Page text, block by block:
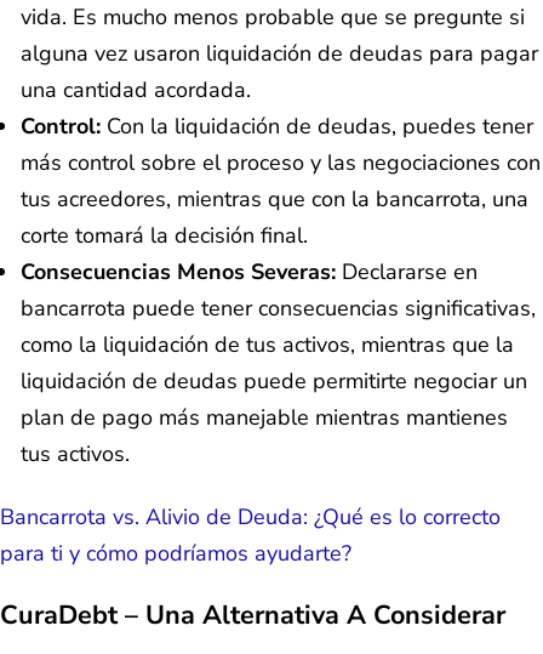
vida. Es mucho menos probable que se pregunte si
alguna vez usaron liquidación de deudas para pagar
una cantidad acordada.
Control: Con la liquidación de deudas, puedes tener
más control sobre el proceso y las negociaciones con
tus acreedores, mientras que con la bancarrota, una
corte tomará la decisión final.
Consecuencias Menos Severas: Declararse en
bancarrota puede tener consecuencias significativas,
como la liquidación de tus activos, mientras que la
liquidación de deudas puede permitirte negociar un
plan de pago más manejable mientras mantienes
tus activos.
Bancarrota vs. Alivio de Deuda: ¿Qué es lo correcto
para ti y cómo podríamos ayudarte?
CuraDebt – Una Alternativa A Considerar